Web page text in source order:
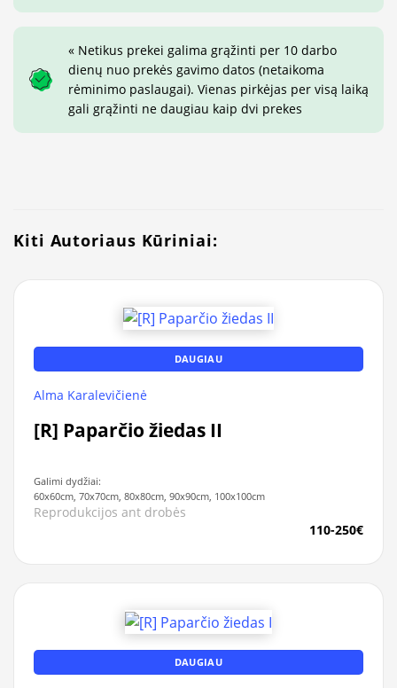
« Netikus prekei galima grąžinti per 10 darbo
dienų nuo prekės gavimo datos (netaikoma
rėminimo paslaugai). Vienas pirkėjas per visą laiką
gali grąžinti ne daugiau kaip dvi prekes
Kiti Autoriaus Kūriniai:
DAUGIAU
Alma Karalevičienė
[R] Paparčio žiedas II
Galimi dydžiai:
60x60cm, 70x70cm, 80x80cm, 90x90cm, 100x100cm
Reprodukcijos ant drobės
110-250€
DAUGIAU